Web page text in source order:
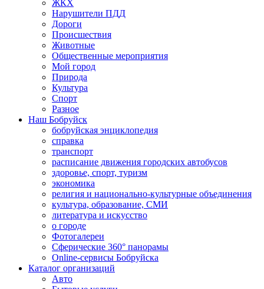
ЖКХ
Нарушители ПДД
Дороги
Происшествия
Животные
Общественные мероприятия
Мой город
Природа
Культура
Спорт
Разное
Наш Бобруйск
бобруйская энциклопедия
справка
транспорт
расписание движения городских автобусов
здоровье, спорт, туризм
экономика
религия и национально-культурные объединения
культура, образование, СМИ
литература и искусство
о городе
Фотогалереи
Сферические 360° панорамы
Online-сервисы Бобруйска
Каталог организаций
Авто